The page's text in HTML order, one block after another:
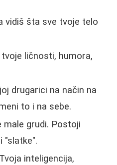
vidiš šta sve tvoje telo
ličnosti, humora,
drugarici na način na
to i na sebe.
male grudi. Postoji
"slatke".
inteligencija,